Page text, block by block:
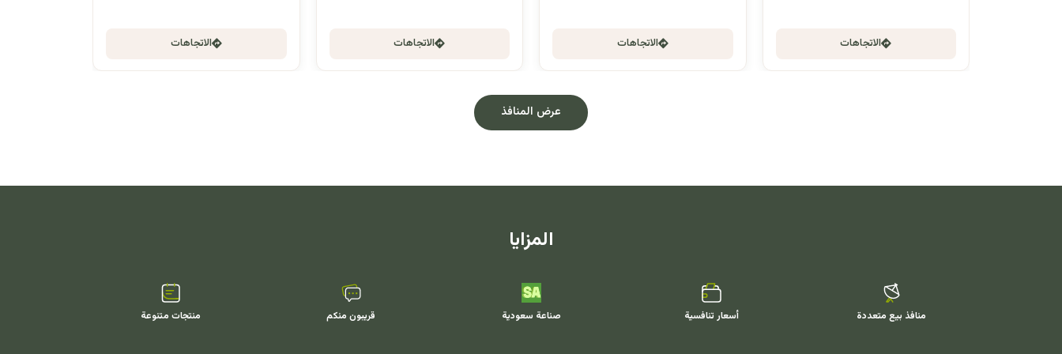
الاتجاهات الاتجاهات الاتجاهات الاتجاهات
عرض المنافذ
المزايا
منافذ بيع متعددة أسعار تنافسية صناعة سعودية قريبون منكم منتجات متنوعة